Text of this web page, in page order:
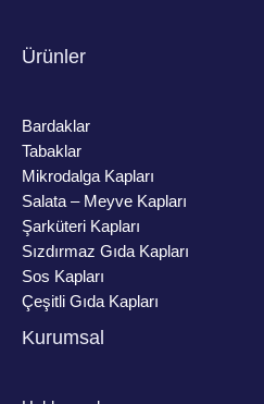
Ürünler
Bardaklar
Tabaklar
Mikrodalga Kapları
Salata – Meyve Kapları
Şarküteri Kapları
Sızdırmaz Gıda Kapları
Sos Kapları
Çeşitli Gıda Kapları
Kurumsal